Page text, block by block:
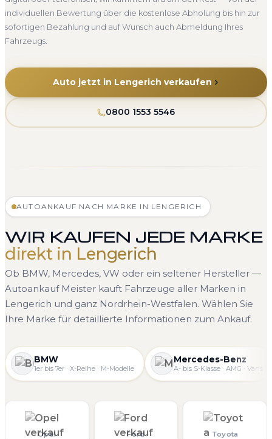
individuellen Bewertung über die kostenlose Abholung bis hin zur
sofortigen Bezahlung und auf Wunsch auch Abmeldung Ihres
Fahrzeugs.
Auto jetzt in Lengerich verkaufen
0800 1553 5546
AUTOANKAUF NACH MARKE IN LENGERICH
WIR KAUFEN JEDE MARKE
direkt in Lengerich
Ob BMW, Mercedes, VW oder ein seltener Hersteller —
Autoankauf Meister kauft Fahrzeuge aller Marken in
Lengerich und ganz Nordrhein-Westfalen. Wählen Sie
Ihre Marke für detaillierte Informationen zum Ankauf.
BMW
1er bis 7er · X-Reihe · M-Modelle
Mercedes-Benz
A- bis S-Klasse · AMG · Vans
Opel Ford Toyota